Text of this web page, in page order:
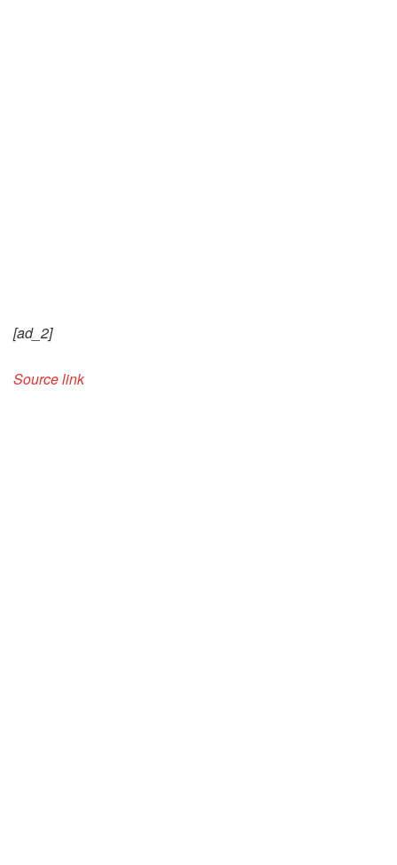
[ad_2]
Source link